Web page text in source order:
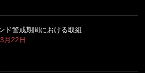
ド警戒期間における取組
月22日